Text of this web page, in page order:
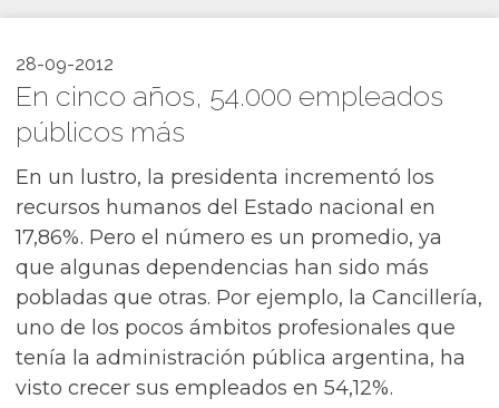
28-09-2012
En cinco años, 54.000 empleados
públicos más
En un lustro, la presidenta incrementó los
recursos humanos del Estado nacional en
17,86%. Pero el número es un promedio, ya
que algunas dependencias han sido más
pobladas que otras. Por ejemplo, la Cancillería,
uno de los pocos ámbitos profesionales que
tenía la administración pública argentina, ha
visto crecer sus empleados en 54,12%.